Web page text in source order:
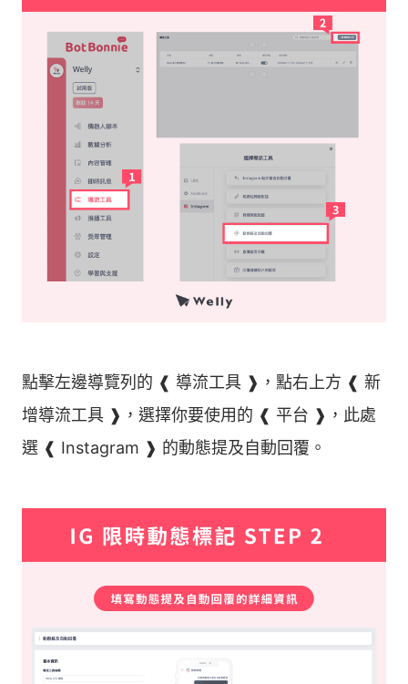
點擊左邊導覽列的 ❰ 導流工具 ❱，點右上方 ❰ 新
增導流工具 ❱，選擇你要使用的 ❰ 平台 ❱，此處
選 ❰ Instagram ❱ 的動態提及自動回覆。